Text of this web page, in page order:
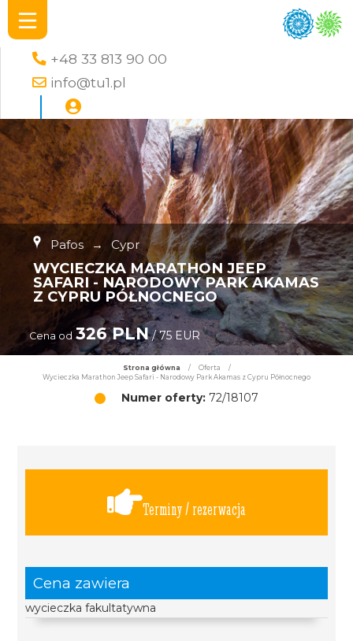
+48 33 813 90 00
info@tu1.pl
Pafos → Cypr
WYCIECZKA MARATHON JEEP
SAFARI - NARODOWY PARK AKAMAS
Z CYPRU PÓŁNOCNEGO
Cena od 326 PLN/ 75 EUR
Strona główna / Oferta
/
Wycieczka Marathon Jeep Safari - Narodowy Park Akamas z Cypru Północnego
Numer oferty: 72/18107
Terminy / rezerwacja
Cena zawiera
wycieczka fakultatywna